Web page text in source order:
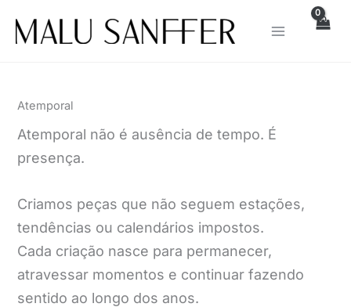
para
Atemporal
Atemporal não é ausência de tempo. É
presença.
Criamos peças que não seguem estações,
tendências ou calendários impostos.
Cada criação nasce para permanecer,
atravessar momentos e continuar fazendo
sentido ao longo dos anos.